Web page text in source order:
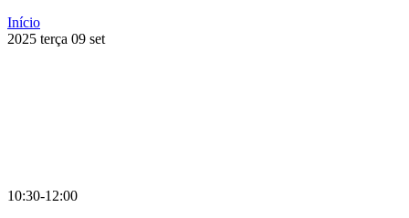
Início
2025 terça 09 set
10:30-12:00